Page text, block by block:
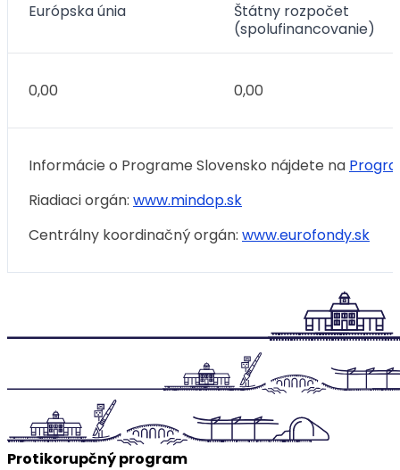
Európska únia
Štátny rozpočet
(spolufinancovanie)
0,00 0,00
Informácie o Programe Slovensko nájdete na
Riadiaci orgán: www.mindop.sk
Centrálny koordinačný orgán: www.eurofondy.sk
Protikorupčný program